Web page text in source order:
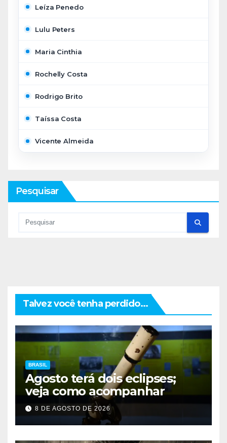
Leíza Penedo
Lulu Peters
Maria Cinthia
Rochelly Costa
Rodrigo Brito
Taíssa Costa
Vicente Almeida
Pesquisar
Talvez você tenha perdido...
BRASIL
Agosto terá dois eclipses;
veja como acompanhar
8 DE AGOSTO DE 2026